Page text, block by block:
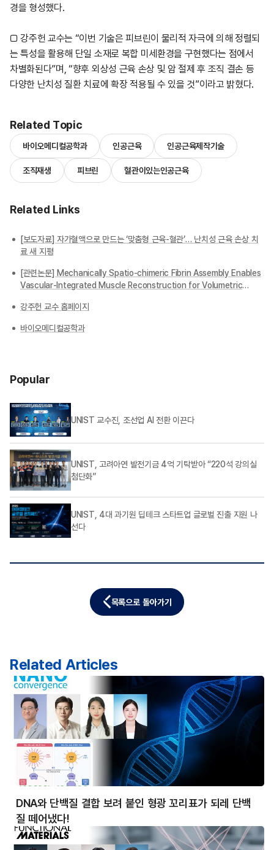
경을 형성했다.
□ 강주헌 교수는 “이번 기술은 피브린이 물리적 자극에 의해 정렬되
는 특성을 활용해 단일 소재로 복합 미세환경을 구현했다는 점에서
차별화된다”며, “향후 외상성 근육 손상 및 암 절제 후 조직 결손 등
다양한 난치성 질환 치료에 확장 적용될 수 있을 것”이라고 밝혔다.
Related Topic
바이오메디컬공학과 인공근육 인공근육제작기술
조직재생 피브린 혈관이있는인공근육
Related Links
[보도자료] 자가혈액으로 만드는 ‘맞춤형 근육-혈관’… 난치성 근육 손상 치
료 새 지평
[관련논문] Mechanically Spatio-chimeric Fibrin Assembly Enables
Vascular-Integrated Muscle Reconstruction for Volumetric
강주헌 교수 홈페이지
바이오메디컬공학과
Popular
UNIST 교수진, 조선업 AI 전환 이끈다
UNIST, 고려아연 발전기금 4억 기탁받아 “220석 강의실
첨단화”
UNIST, 4대 과기원 딥테크 스타트업 글로벌 진출 지원 나
선다
목록으로 돌아가기
Related Articles
DNA와 단백질 결합 보려 붙인 형광 꼬리표가 되레 단백
질 떼어냈다!